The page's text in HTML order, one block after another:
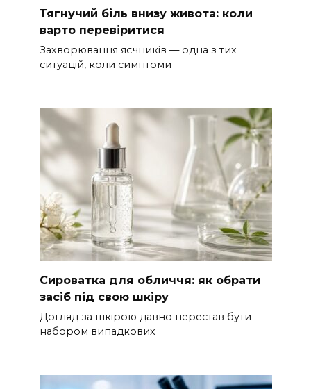
Тягнучий біль внизу живота: коли
варто перевіритися
Захворювання яєчників — одна з тих
ситуацій, коли симптоми
Сироватка для обличчя: як обрати
засіб під свою шкіру
Догляд за шкірою давно перестав бути
набором випадкових